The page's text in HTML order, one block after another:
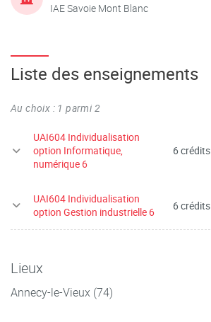
IAE Savoie Mont Blanc
Liste des enseignements
Au choix : 1 parmi 2
UAI604 Individualisation
option Informatique,
numérique 6
6 crédits
UAI604 Individualisation
option Gestion industrielle 6
6 crédits
Lieux
Annecy-le-Vieux (74)